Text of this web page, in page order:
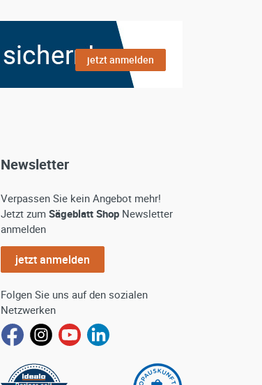
jetzt anmelden
Newsletter
Verpassen Sie kein Angebot mehr!
Jetzt zum Sägeblatt Shop Newsletter
anmelden
jetzt anmelden
Folgen Sie uns auf den sozialen
Netzwerken